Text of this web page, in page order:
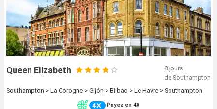
Queen Elizabeth
8 jours
de Southampton
Southampton > La Corogne > Gijón > Bilbao > Le Havre > Southampton
Payez en 4X